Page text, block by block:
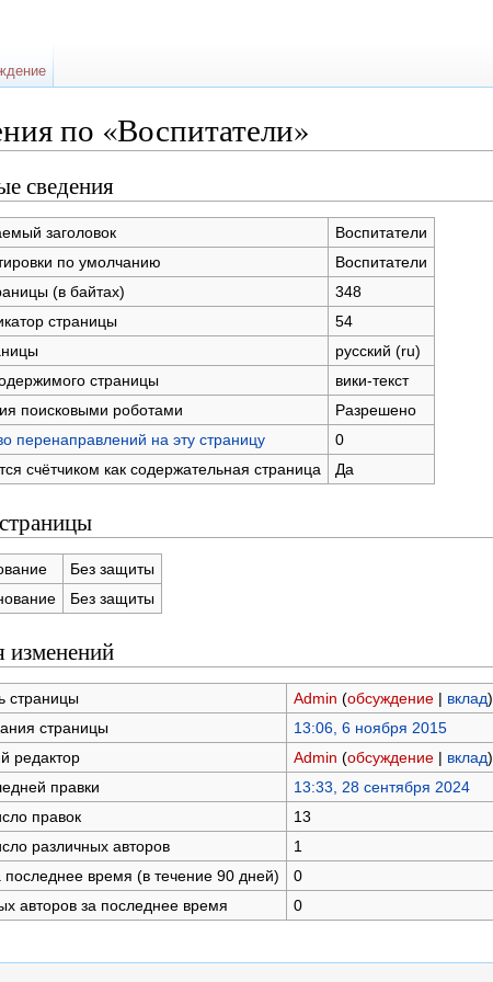
по «Воспитатели»
сведения
заголовок
Воспитатели
по умолчанию
Воспитатели
(в байтах)
348
страницы
54
русский (ru)
страницы
вики-текст
поисковыми роботами
Разрешено
перенаправлений на эту страницу
0
счётчиком как содержательная страница
Да
Без защиты
Без защиты
изменений
страницы Admin (обсуждение| вклад)
страницы
13:06, 6 ноября 2015
редактор
Admin (обсуждение| вклад)
правки
13:33, 28 сентября 2024
правок
13
различных авторов
1
последнее время (в течение 90 дней)
0
авторов за последнее время
0